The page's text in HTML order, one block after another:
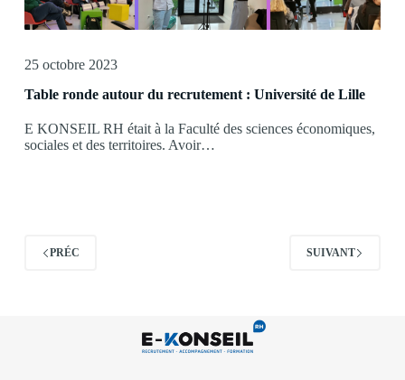
25 octobre 2023
Table ronde autour du recrutement : Université de Lille
E KONSEIL RH était à la Faculté des sciences économiques,
sociales et des territoires. Avoir…
PRÉC SUIVANT